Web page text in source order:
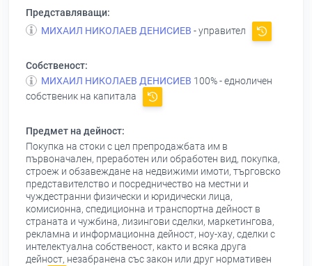
Представляващи:
МИХАИЛ НИКОЛАЕВ ДЕНИСИЕВ - управител
Собственост:
МИХАИЛ НИКОЛАЕВ ДЕНИСИЕВ 100% - едноличен
собственик на капитала
Предмет на дейност:
Покупка на стоки с цел препродажбата им в
първоначален, преработен или обработен вид, покупка,
строеж и обзавеждане на недвижими имоти, търговско
представителство и посредничество на местни и
чуждестранни физически и юридически лица,
комисионна, спедиционна и транспортна дейност в
страната и чужбина, лизингови сделки, маркетингова,
рекламна и информационна дейност, ноу-хау, сделки с
интелектуална собственост, както и всяка друга
дейност, незабранена със закон или друг нормативен